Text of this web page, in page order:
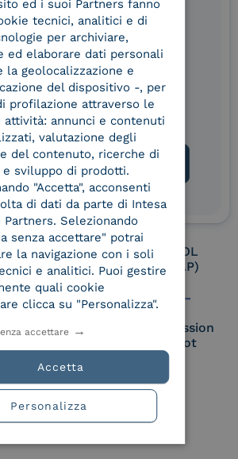
UNI EN ISO 37001
UNI EN ISO 27001
UNI EN ISO 27018
List
Certified PEPPOL
Access Point (AP)
European Commission
Large Scale Pilot
Member
sulle procedure sono disponibili
della privacy INTESA. Inoltrando il
dichiaro di aver letto e compreso le
privacy INTESA
.
ITALIAN
ed i suoi Partners fanno
tecnici, analitici e di
per archiviare,
ed elaborare dati personali
la geolocalizzazione e
del dispositivo -, per
profilazione attraverso le
attività: annunci e contenuti
valutazione degli
del contenuto, ricerche di
e sviluppo di prodotti.
"Accetta", acconsenti
di dati da parte di Intesa
Selezionando
senza accettare" potrai
la navigazione con i soli
e analitici. Puoi gestire
quali cookie
clicca su "Personalizza".
Accetta
accettare
Personalizza